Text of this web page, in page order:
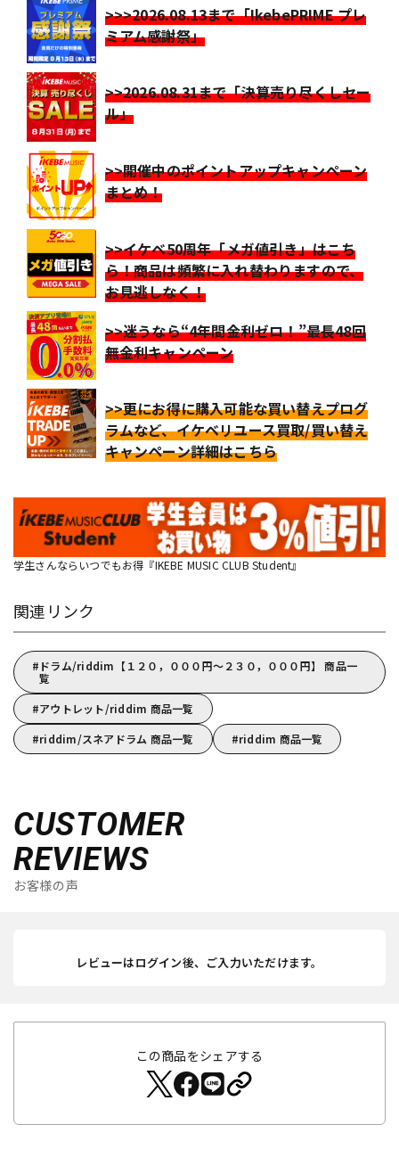
>>>2026.08.13まで「IkebePRIME プレ
ミアム感謝祭」
>>2026.08.31まで「決算売り尽くしセー
ル」
>>開催中のポイントアップキャンペーン
まとめ！
>>イケベ50周年「メガ値引き」はこち
ら！商品は頻繁に入れ替わりますので、
お見逃しなく！
>>迷うなら“4年間金利ゼロ！”最長48回
無金利キャンペーン
>>更にお得に購入可能な買い替えプログ
ラムなど、イケベリユース買取/買い替え
キャンペーン詳細はこちら
学生さんならいつでもお得『IKEBE MUSIC CLUB Student』
関連リンク
ドラム/riddim【１２０，０００円～２３０，０００円】 商品一
覧
アウトレット/riddim 商品一覧
riddim/スネアドラム 商品一覧
riddim 商品一覧
CUSTOMER
REVIEWS
お客様の声
レビューはログイン後、ご入力いただけます。
この商品をシェアする